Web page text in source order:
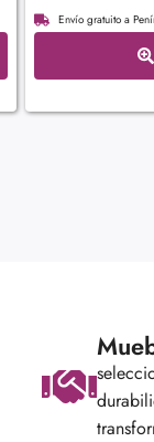
Envío gratuito a